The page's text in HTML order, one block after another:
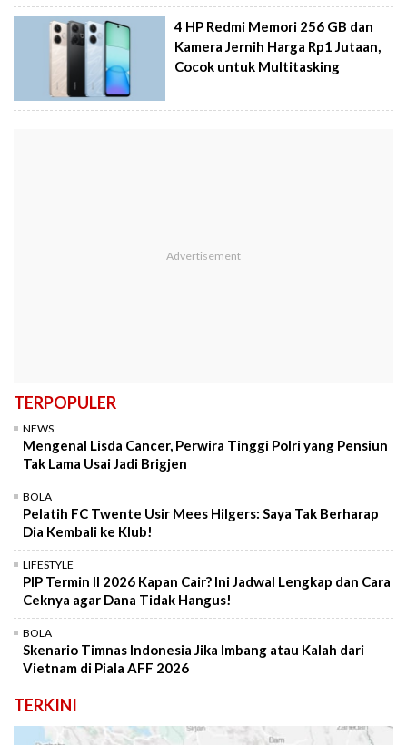
4 HP Redmi Memori 256 GB dan
Kamera Jernih Harga Rp1 Jutaan,
Cocok untuk Multitasking
TERPOPULER
NEWS
Mengenal Lisda Cancer, Perwira Tinggi Polri yang Pensiun
Tak Lama Usai Jadi Brigjen
BOLA
Pelatih FC Twente Usir Mees Hilgers: Saya Tak Berharap
Dia Kembali ke Klub!
LIFESTYLE
PIP Termin II 2026 Kapan Cair? Ini Jadwal Lengkap dan Cara
Ceknya agar Dana Tidak Hangus!
BOLA
Skenario Timnas Indonesia Jika Imbang atau Kalah dari
Vietnam di Piala AFF 2026
TERKINI